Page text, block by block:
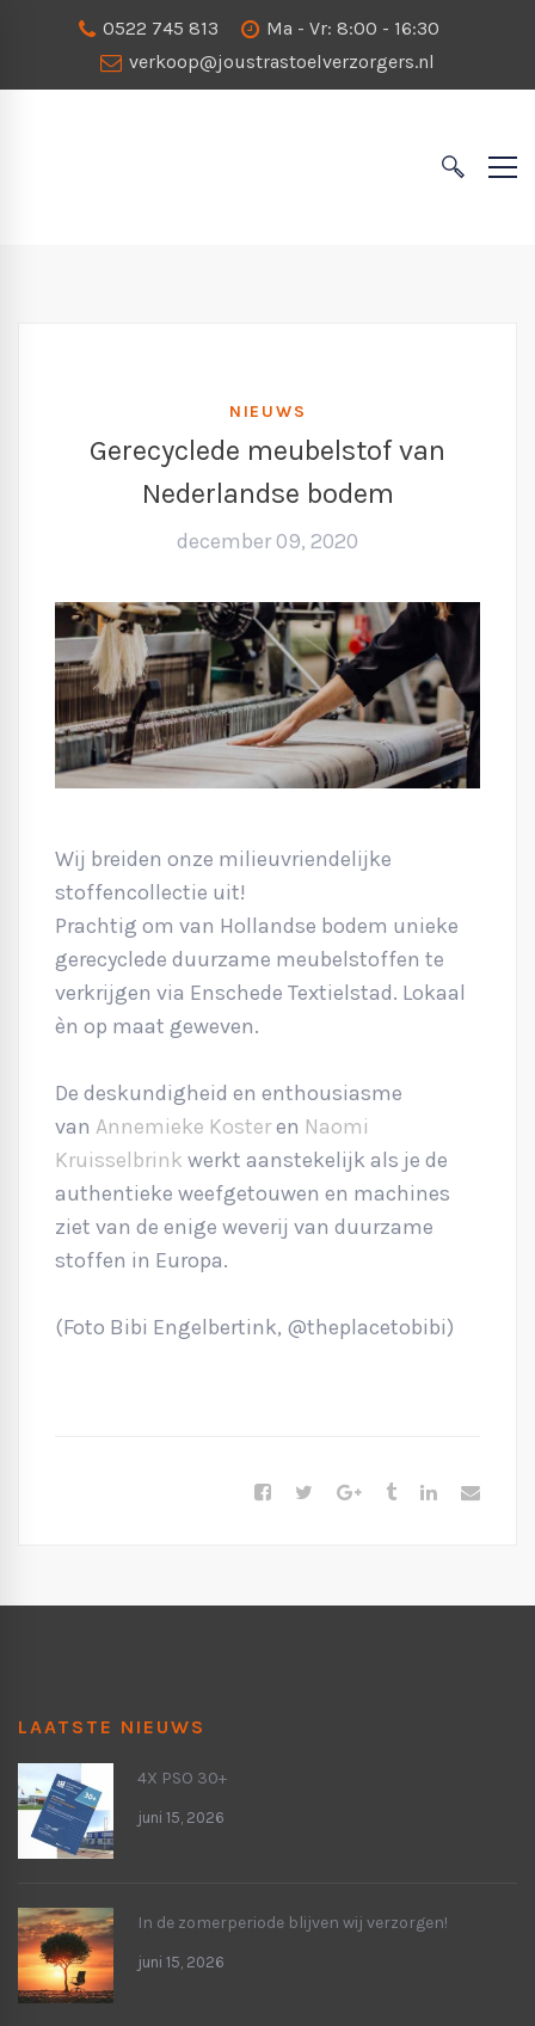
0522 745 813
Ma - Vr: 8:00 - 16:30
verkoop@joustrastoelverzorgers.nl
NIEUWS
Gerecyclede meubelstof van
Nederlandse bodem
december 09, 2020
Wij breiden onze milieuvriendelijke
stoffencollectie uit!
Prachtig om van Hollandse bodem unieke
gerecyclede duurzame meubelstoffen te
verkrijgen via Enschede Textielstad. Lokaal
èn op maat geweven.
De deskundigheid en enthousiasme
van Annemieke Kosteren Naomi
Kruisselbrink werkt aanstekelijk als je de
authentieke weefgetouwen en machines
ziet van de enige weverij van duurzame
stoffen in Europa.
(Foto Bibi Engelbertink, @theplacetobibi)
LAATSTE NIEUWS
4X PSO 30+
juni 15, 2026
In de zomerperiode blijven wij verzorgen!
juni 15, 2026